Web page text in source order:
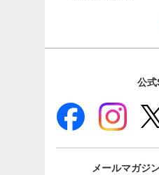
公式
メールマガジ